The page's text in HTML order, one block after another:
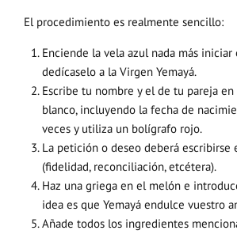
El procedimiento es realmente sencillo:
Enciende la vela azul nada más
dedícaselo a la Virgen Yemayá.
Escribe tu nombre y el de tu pareja en
blanco, incluyendo la fecha de
veces y utiliza un bolígrafo rojo.
La petición o deseo deberá escribirse
(fidelidad, reconciliación, etcétera).
Haz una griega en el melón e
idea es que Yemayá endulce vuestro
Añade todos los ingredientes